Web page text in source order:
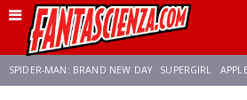
SPIDER-MAN: BRAND NEW DAY SUPERGIRL